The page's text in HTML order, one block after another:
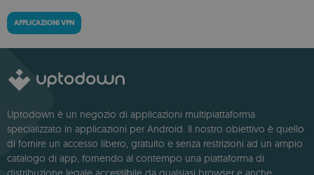
APPLICAZIONI VPN
Uptodown è un negozio di applicazioni multipiattaforma
specializzato in applicazioni per Android. Il nostro obiettivo è quello
di fornire un accesso libero, gratuito e senza restrizioni ad un ampio
catalogo di app, fornendo al contempo una piattaforma di